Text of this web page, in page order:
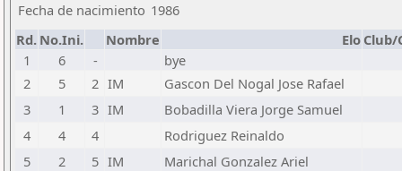
Fecha de nacimiento 1986
Rd. No.Ini. Nombre Elo Club/
1
6 -
bye
2
5 2 IM
Gascon Del Nogal Jose Rafael
3
1 3 IM
Bobadilla Viera Jorge Samuel
4
4 4
Rodriguez Reinaldo
5
2 5 IM
Marichal Gonzalez Ariel